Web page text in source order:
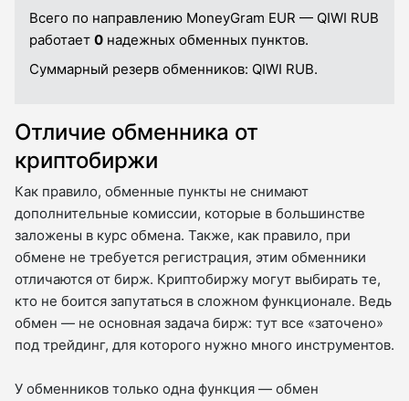
Всего по направлению MoneyGram EUR — QIWI RUB
работает 0 надежных обменных пунктов.
Суммарный резерв обменников: QIWI RUB.
Отличие обменника от
криптобиржи
Как правило, обменные пункты не снимают
дополнительные комиссии, которые в большинстве
заложены в курс обмена. Также, как правило, при
обмене не требуется регистрация, этим обменники
отличаются от бирж. Криптобиржу могут выбирать те,
кто не боится запутаться в сложном функционале. Ведь
обмен — не основная задача бирж: тут все «заточено»
под трейдинг, для которого нужно много инструментов.
У обменников только одна функция — обмен